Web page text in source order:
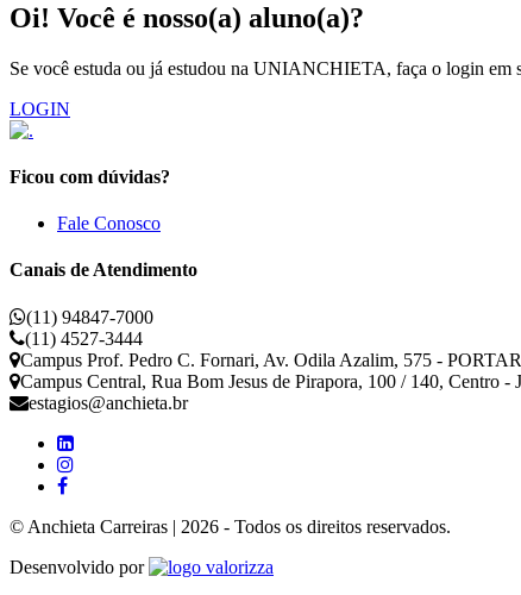
Oi! Você é nosso(a) aluno(a)?
Se você estuda ou já estudou na UNIANCHIETA, faça o login em
LOGIN
Ficou com dúvidas?
Fale Conosco
Canais de Atendimento
(11) 94847-7000
(11) 4527-3444
Campus Prof. Pedro C. Fornari, Av. Odila Azalim, 575 -
Campus Central, Rua Bom Jesus de Pirapora, 100 / 140, Centro -
estagios@anchieta.br
© Anchieta Carreiras | 2026 - Todos os direitos reservados.
Desenvolvido por